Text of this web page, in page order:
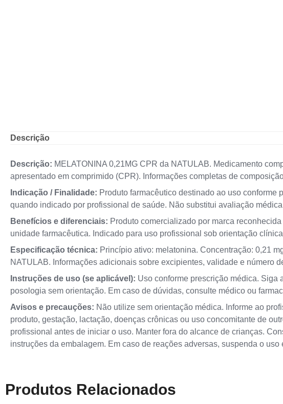
Descrição
Descrição: MELATONINA 0,21MG CPR da NATULAB. Medicamento
apresentado em comprimido (CPR). Informações completas de
Indicação / Finalidade: Produto farmacêutico destinado ao uso
quando indicado por profissional de saúde. Não substitui avaliação
Benefícios e diferenciais: Produto comercializado por marca
unidade farmacêutica. Indicado para uso profissional sob orientação
Especificação técnica: Princípio ativo: melatonina. Concentração: 0,21
NATULAB. Informações adicionais sobre excipientes, validade e número
Instruções de uso (se aplicável): Uso conforme prescrição médica. Siga
posologia sem orientação. Em caso de dúvidas, consulte médico ou
Avisos e precauções: Não utilize sem orientação médica. Informe ao
produto, gestação, lactação, doenças crônicas ou uso concomitante de
profissional antes de iniciar o uso. Manter fora do alcance de crianças.
instruções da embalagem. Em caso de reações adversas, suspenda o uso
Produtos Relacionados